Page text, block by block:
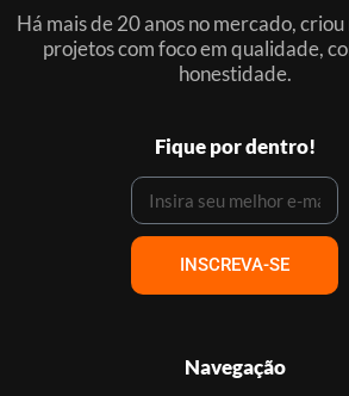
Há mais de 20 anos no mercado,
projetos com foco em qualidade,
honestidade.
Fique por dentro!
INSCREVA-SE
Navegação